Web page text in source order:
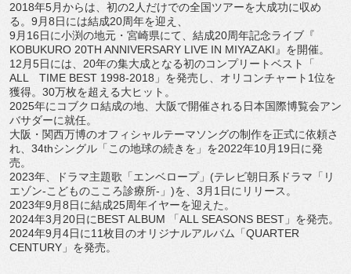
2018年5月からは、 初の2人だけでの全国ツアーを大成功に収め
る。 9月8日には結成20周年を迎え、
9月16日に小渕の地元・宮崎県にて、結成20周年記念ライブ『
KOBUKURO 20TH ANNIVERSARY LIVE IN MIYAZAKI』を開催。
12月5日には、20年の集大成となる初のコンプリートベスト「
ALL TIME BEST 1998-2018」を発売し、オリコンチャート1位を
獲得。 30万枚を超える大ヒット。
2025年にコブクロ結成の地、 大阪で開催される日本国際博覧会アン
バサダーに就任。
大阪・ 関西万博のオフィシャルテーマソングの制作を正式に依頼さ
れ、 34thシングル「この地球の続きを」 を2022年10月19日に発
売。
2023年、ドラマ主題歌「エンベロープ」(テレビ朝日系ドラマ「リ
エゾン-こどものこころ診療所-」)を、 3月1日にリリース。
2023年9月8日に結成25周年イヤーを迎えた。
2024年3月20日にBEST ALBUM 「ALL SEASONS BEST」を発売。
2024年9月4日に11枚目のオリジナルアルバム「QUARTER
CENTURY」を発売。